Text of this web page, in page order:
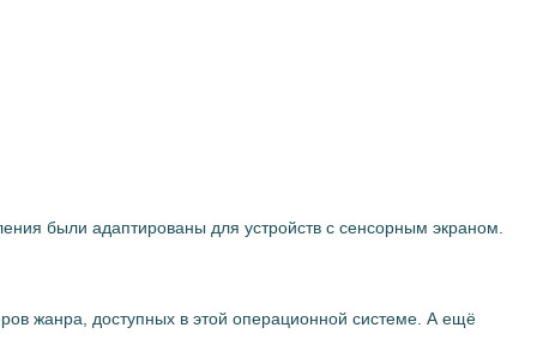
были адаптированы для устройств с сенсорным экраном.
жанра, доступных в этой операционной системе. А ещё